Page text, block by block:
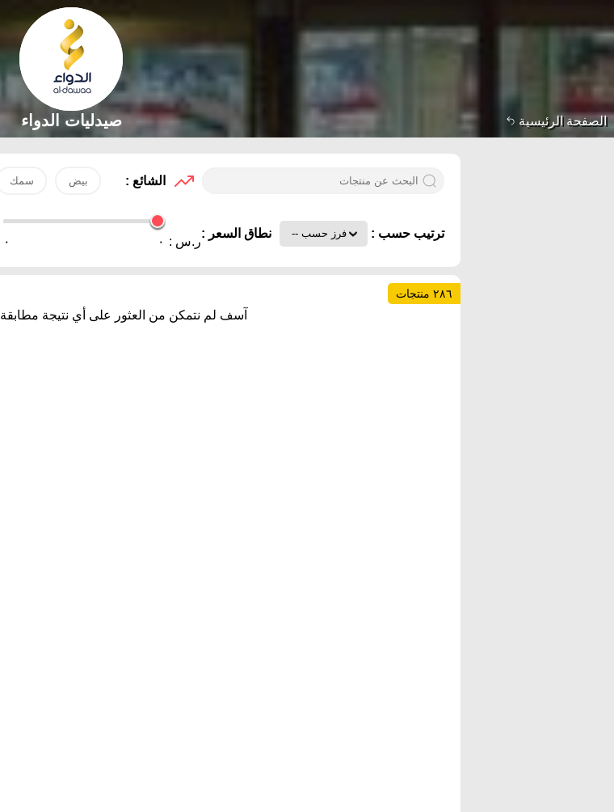
الصفحة الرئيسية صيدليات الدواء
الشائع : بيض سمك
ترتيب حسب : نطاق السعر :
ر.س : ٠ ٠
٢٨٦ منتجات
آسف لم نتمكن من العثور على أي نتيجة مطابقة